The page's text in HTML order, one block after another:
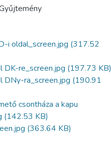
i oldal_screen.jpg (317.52
re_screen.jpg (197.73 KB)
ra_screen.jpg (190.91
csontháza a kapu
(142.53 KB)
(363.64 KB)